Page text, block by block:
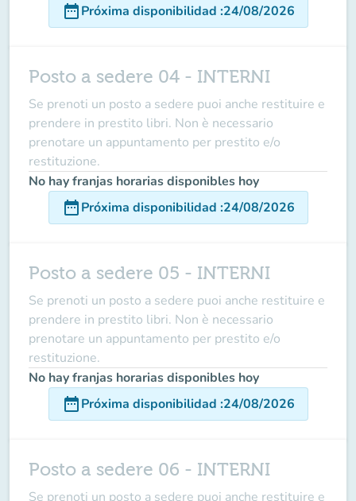
date_rangePróxima disponibilidad :24/08/2026
Posto a sedere 04 - INTERNI
Se prenoti un posto a sedere puoi anche restituire e
prendere in prestito libri. Non è necessario
prenotare un appuntamento per prestito e/o
restituzione.
No hay franjas horarias disponibles hoy
date_rangePróxima disponibilidad :24/08/2026
Posto a sedere 05 - INTERNI
Se prenoti un posto a sedere puoi anche restituire e
prendere in prestito libri. Non è necessario
prenotare un appuntamento per prestito e/o
restituzione.
No hay franjas horarias disponibles hoy
date_rangePróxima disponibilidad :24/08/2026
Posto a sedere 06 - INTERNI
Se prenoti un posto a sedere puoi anche restituire e